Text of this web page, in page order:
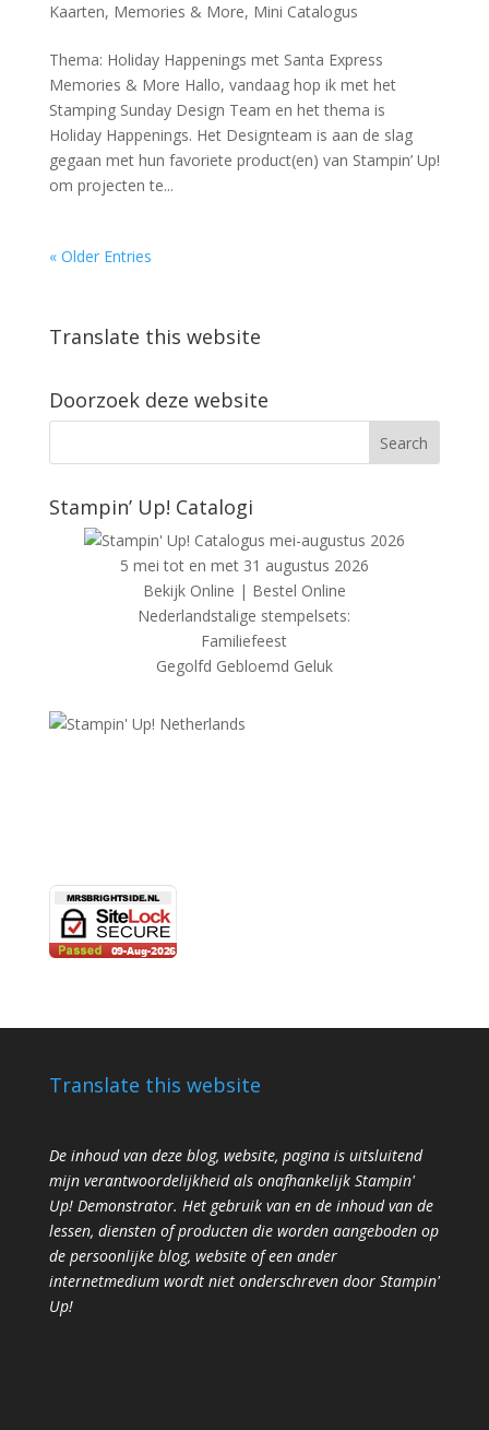
Kaarten, Memories & More, Mini Catalogus
Thema: Holiday Happenings met Santa Express
Memories & More Hallo, vandaag hop ik met het
Stamping Sunday Design Team en het thema is
Holiday Happenings. Het Designteam is aan de slag
gegaan met hun favoriete product(en) van Stampin’ Up!
om projecten te...
« Older Entries
Translate this website
Doorzoek deze website
Stampin’ Up! Catalogi
5 mei tot en met 31 augustus 2026
Bekijk Online | Bestel Online
Nederlandstalige stempelsets:
Familiefeest
Gegolfd Gebloemd Geluk
Translate this website
De inhoud van deze blog, website, pagina is uitsluitend
mijn verantwoordelijkheid als onafhankelijk Stampin'
Up! Demonstrator. Het gebruik van en de inhoud van de
lessen, diensten of producten die worden aangeboden op
de persoonlijke blog, website of een ander
internetmedium wordt niet onderschreven door Stampin'
Up!